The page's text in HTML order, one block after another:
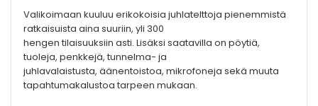
Valikoimaan kuuluu erikokoisia juhlatelttoja pienemmistä
ratkaisuista aina suuriin, yli 300
hengen tilaisuuksiin asti. Lisäksi saatavilla on pöytiä,
tuoleja, penkkejä, tunnelma- ja
juhlavalaistusta, äänentoistoa, mikrofoneja sekä muuta
tapahtumakalustoa tarpeen mukaan.